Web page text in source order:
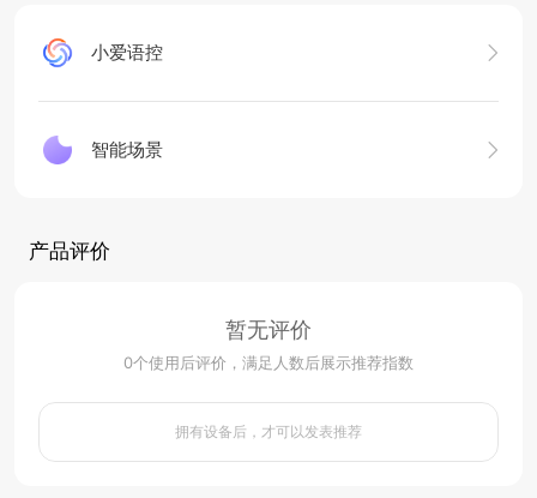
小爱语控
智能场景
产品评价
暂无评价
0个使用后评价，满足人数后展示推荐指数
拥有设备后，才可以发表推荐